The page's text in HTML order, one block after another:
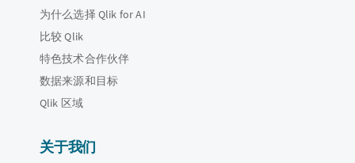
为什么选择 Qlik for AI
比较 Qlik
特色技术合作伙伴
数据来源和目标
Qlik 区域
关于我们